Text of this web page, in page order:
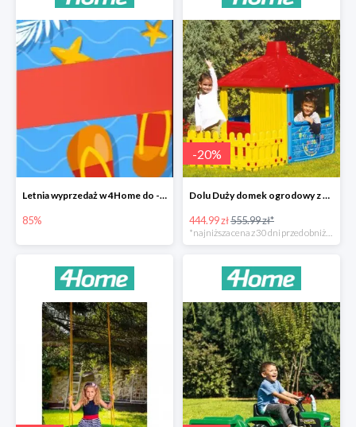
Letnia wyprzedaż w 4Home do -85%
85%
-20%
Dolu Duży domek ogrodowy z płotem -20%
444.99 zł555.99 zł*